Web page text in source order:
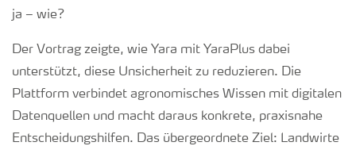
ja – wie?
Der Vortrag zeigte, wie Yara mit YaraPlus dabei
unterstützt, diese Unsicherheit zu reduzieren. Die
Plattform verbindet agronomisches Wissen mit digitalen
Datenquellen und macht daraus konkrete, praxisnahe
Entscheidungshilfen. Das übergeordnete Ziel: Landwirte